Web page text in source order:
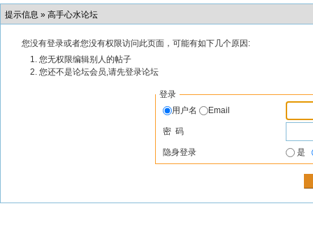
提示信息 » 高手心水论坛
您没有登录或者您没有权限访问此页面，可能有如下几个原因:
您无权限编辑别人的帖子
您还不是论坛会员,请先登录论坛
登录
用户名
Email
密 码
隐身登录 是